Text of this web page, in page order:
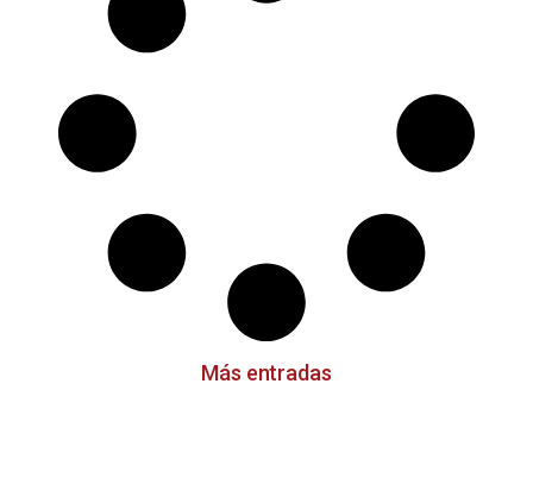
Más entradas